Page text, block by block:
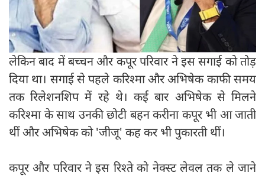
लेकिन बाद में बच्चन और कपूर परिवार ने इस सगाई को तोड़
दिया था। सगाई से पहले करिश्मा और अभिषेक काफी समय
तक रिलेशनशिप में रहे थे। कई बार अभिषेक से मिलने
करिश्मा के साथ उनकी छोटी बहन करीना कपूर भी आ जाती
थीं और अभिषेक को 'जीजू' कह कर भी पुकारती थीं।
कपूर और परिवार ने इस रिश्ते को नेक्स्ट लेवल तक ले जाने